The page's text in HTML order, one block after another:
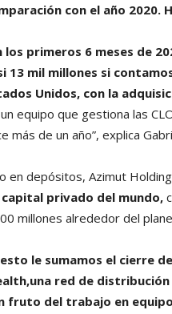
con el año 2020.
los primeros 6 meses de
13 mil millones si
Unidos, con la
equipo que gestiona las
más de un año”, explica
en depósitos, Azimut
capital privado del mundo,
millones alrededor del
esto le sumamos el cierre
red de
fruto del trabajo en